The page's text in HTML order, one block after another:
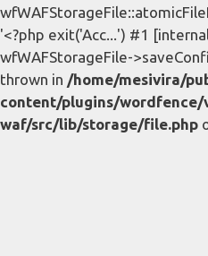
'<?php exit('Acc...') #1
wfWAFStorageFile-
thrown in /home/mesivira/
content/plugins/
waf/src/lib/storage/file.php